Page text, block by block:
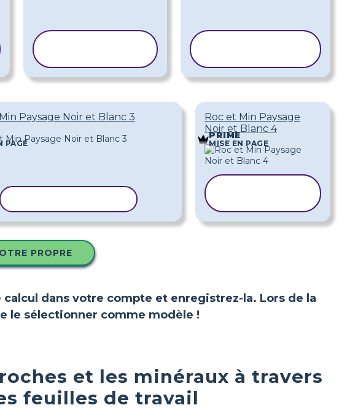
Paysage Noir et Blanc 3
PAGE
Roc et Min Paysage
Noir et Blanc 4
PRIME
MISE EN PAGE
PROPRE
dans votre compte et enregistrez-la. Lors de la
le sélectionner comme modèle !
et les minéraux à travers
feuilles de travail